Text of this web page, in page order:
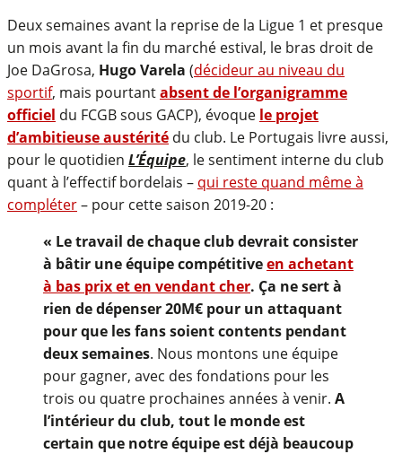
Deux semaines avant la reprise de la Ligue 1 et presque
un mois avant la fin du marché estival, le bras droit de
Joe DaGrosa, Hugo Varela (décideur au niveau du
sportif, mais pourtantabsent de l’organigramme
officiel du FCGB sous GACP), évoque le projet
d’ambitieuse austérité du club. Le Portugais livre aussi,
pour le quotidien L’Équipe, le sentiment interne du club
quant à l’effectif bordelais – qui reste quand même à
compléter– pour cette saison 2019-20 :
« Le travail de chaque club devrait consister
à bâtir une équipe compétitiveen achetant
à bas prix et en vendant cher. Ça ne sert à
rien de dépenser 20M€ pour un attaquant
pour que les fans soient contents pendant
deux semaines. Nous montons une équipe
pour gagner, avec des fondations pour les
trois ou quatre prochaines années à venir. A
l’intérieur du club, tout le monde est
certain que notre équipe est déjà beaucoup